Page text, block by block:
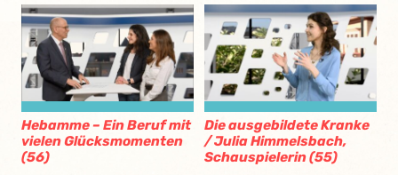
Hebamme – Ein Beruf mit
vielen Glücksmomenten
(56)
Die ausgebildete Kranke
/ Julia Himmelsbach,
Schauspielerin (55)